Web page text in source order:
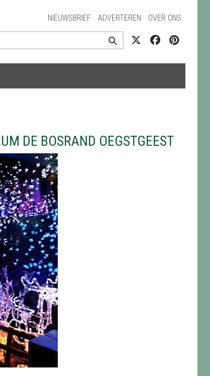
NIEUWSBRIEF ADVERTEREN OVER ONS
DE BOSRAND OEGSTGEEST